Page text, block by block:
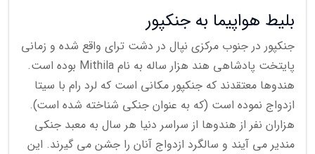
بلیط هواپیما به جنکپور
جنکپور در جنوب مرکزی نپال در دشت ترای واقع شده و زمانی
پایتخت پادشاهی هند هزار ساله به نام Mithila بوده است.
هندوها معتقدند که جنکپور مکانی است که لرد رام با سیتا
ازدواج نموده است (که به عنوان جنکی شناخته شده است).
هزاران نفر از هندوها از سراسر دنیا هر سال به معبد جنکی
مندیر می آیند و سالگرد ازدواج آنان را جشن می گیرند. این